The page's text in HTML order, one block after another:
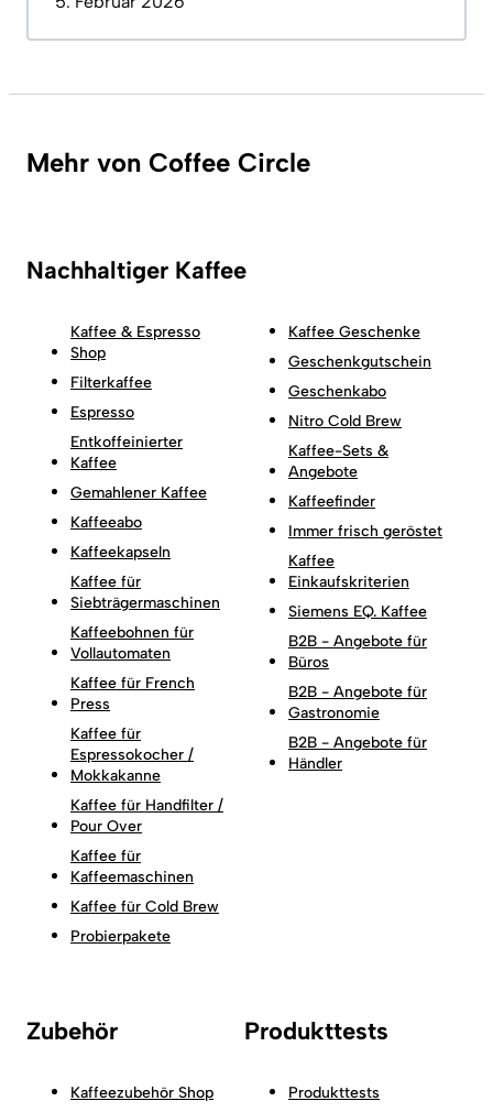
Mehr von Coffee Circle
Nachhaltiger Kaffee
Kaffee & Espresso
Shop
Filterkaffee
Espresso
Entkoffeinierter
Kaffee
Gemahlener Kaffee
Kaffeeabo
Kaffeekapseln
Kaffee für
Siebträgermaschinen
Kaffeebohnen für
Vollautomaten
Kaffee für French
Press
Kaffee für
Espressokocher /
Mokkakanne
Kaffee für Handfilter /
Pour Over
Kaffee für
Kaffeemaschinen
Kaffee für Cold Brew
Probierpakete
Kaffee Geschenke
Geschenkgutschein
Geschenkabo
Nitro Cold Brew
Kaffee-Sets &
Angebote
Kaffeefinder
Immer frisch geröstet
Kaffee
Einkaufskriterien
Siemens EQ. Kaffee
B2B - Angebote für
Büros
B2B - Angebote für
Gastronomie
B2B - Angebote für
Händler
Zubehör
Kaffeezubehör Shop
Produkttests
Produkttests